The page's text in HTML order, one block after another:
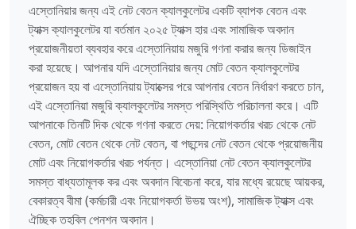
এস্তোনিয়ার জন্য এই নেট বেতন ক্যালকুলেটর একটি ব্যাপক বেতন এবং
ট্যাক্স ক্যালকুলেটর যা বর্তমান ২০২৫ ট্যাক্স হার এবং সামাজিক অবদান
প্রয়োজনীয়তা ব্যবহার করে এস্তোনিয়ায় মজুরি গণনা করার জন্য ডিজাইন
করা হয়েছে। আপনার যদি এস্তোনিয়ার জন্য মোট বেতন ক্যালকুলেটর
প্রয়োজন হয় বা এস্তোনিয়ায় ট্যাক্সের পরে আপনার বেতন নির্ধারণ করতে চান,
এই এস্তোনিয়া মজুরি ক্যালকুলেটর সমস্ত পরিস্থিতি পরিচালনা করে। এটি
আপনাকে তিনটি দিক থেকে গণনা করতে দেয়: নিয়োগকর্তার খরচ থেকে নেট
বেতন, মোট বেতন থেকে নেট বেতন, বা পছন্দের নেট বেতন থেকে প্রয়োজনীয়
মোট এবং নিয়োগকর্তার খরচ পর্যন্ত। এস্তোনিয়া নেট বেতন ক্যালকুলেটর
সমস্ত বাধ্যতামূলক কর এবং অবদান বিবেচনা করে, যার মধ্যে রয়েছে আয়কর,
বেকারত্ব বীমা (কর্মচারী এবং নিয়োগকর্তা উভয় অংশ), সামাজিক ট্যাক্স এবং
ঐচ্ছিক তহবিল পেনশন অবদান।